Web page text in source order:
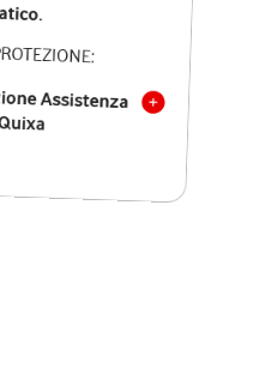
Assistenza